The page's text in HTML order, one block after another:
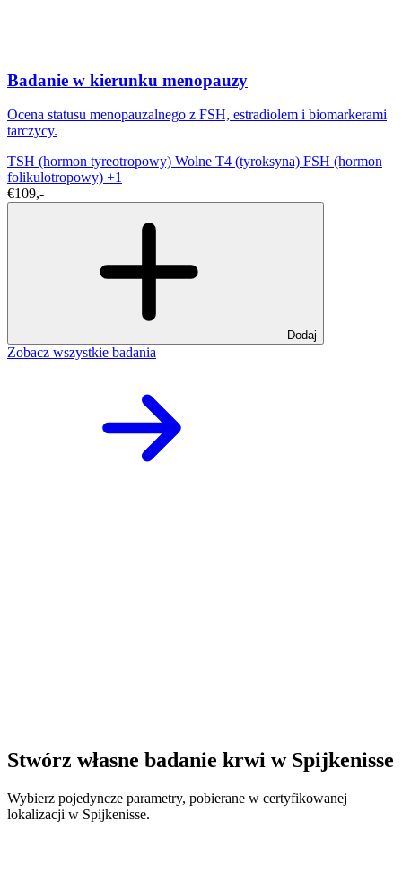
Badanie w kierunku menopauzy
Ocena statusu menopauzalnego z FSH, estradiolem i biomarkerami
tarczycy.
TSH (hormon tyreotropowy) Wolne T4 (tyroksyna) FSH (hormon
folikulotropowy) +1
€109,-
Dodaj
Zobacz wszystkie badania
Stwórz własne badanie krwi w Spijkenisse
Wybierz pojedyncze parametry, pobierane w certyfikowanej
lokalizacji w Spijkenisse.